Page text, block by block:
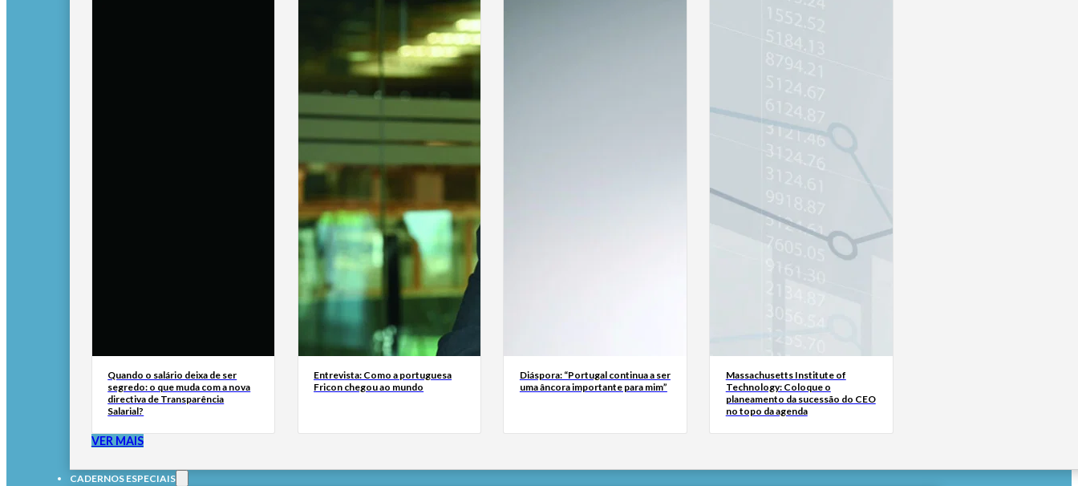
Quando o salário deixa de ser
segredo: o que muda com a nova
directiva de Transparência
Salarial?
Entrevista: Como a portuguesa
Fricon chegou ao mundo
Diáspora: “Portugal continua a ser
uma âncora importante para mim”
Massachusetts Institute of
Technology: Coloque o
planeamento da sucessão do CEO
no topo da agenda
VER MAIS
CADERNOS ESPECIAIS